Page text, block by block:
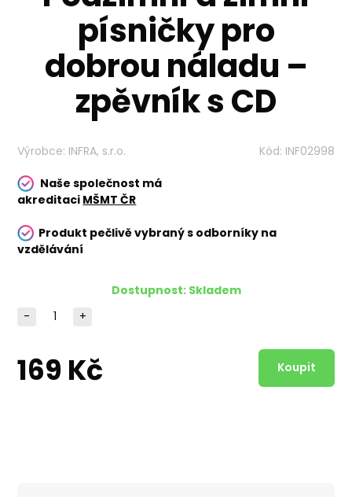
písničky pro
dobrou náladu –
zpěvník s CD
Výrobce: INFRA, s.r.o. Kód: INF02998
Naše společnost má
akreditaci MŠMT ČR
Produkt pečlivě vybraný s odborníky na
vzdělávání
Dostupnost: Skladem
169 Kč
- +